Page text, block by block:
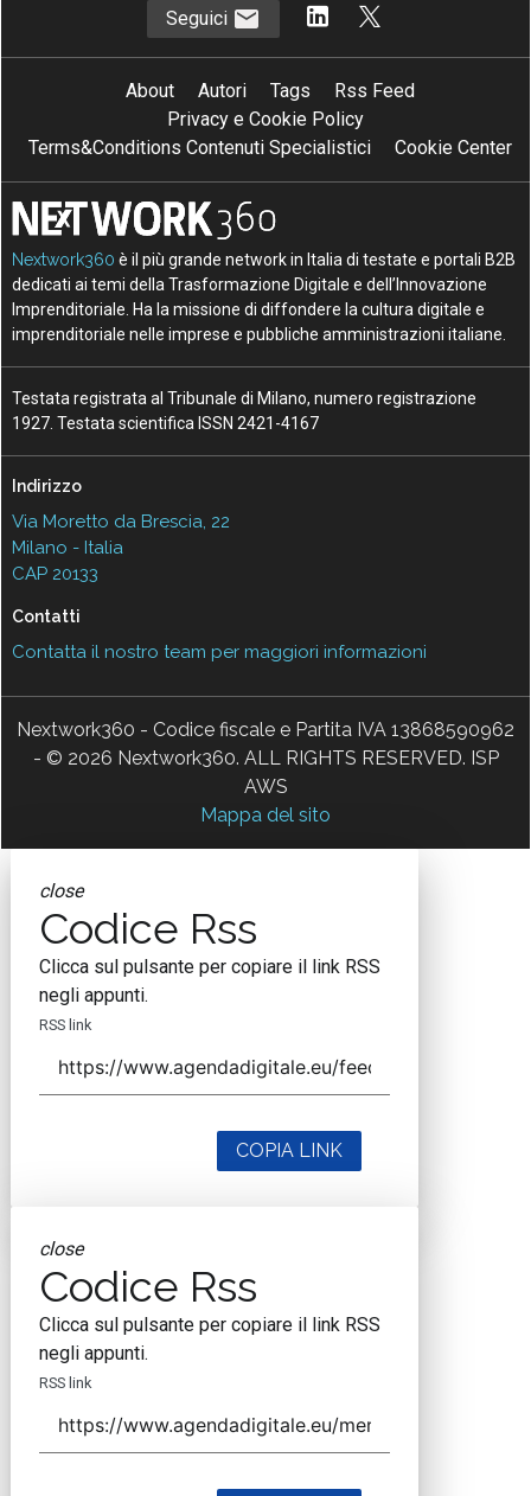
Seguici
About Autori Tags
Rss Feed
Privacy e Cookie Policy
Terms&Conditions Contenuti Specialistici
Cookie Center
Nextwork360 è il più grande network in Italia di testate e portali B2B
dedicati ai temi della Trasformazione Digitale e dell’Innovazione
Imprenditoriale. Ha la missione di diffondere la cultura digitale e
imprenditoriale nelle imprese e pubbliche amministrazioni italiane.
Testata registrata al Tribunale di Milano, numero registrazione
1927. Testata scientifica ISSN 2421-4167
Indirizzo
Via Moretto da Brescia, 22
Milano - Italia
CAP 20133
Contatti
Contatta il nostro team per maggiori informazioni
Nextwork360 - Codice fiscale e Partita IVA 13868590962
- © 2026 Nextwork360. ALL RIGHTS RESERVED. ISP
AWS
Mappa del sito
close
Codice Rss
Clicca sul pulsante per copiare il link RSS
negli appunti.
RSS link
COPIA LINK
close
Codice Rss
Clicca sul pulsante per copiare il link RSS
negli appunti.
RSS link